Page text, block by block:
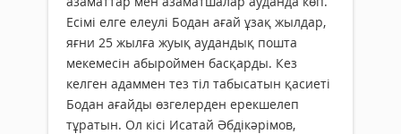
Есімі елге елеулі Бодан ағай ұзақ жылдар,
яғни 25 жылға жуық аудандық пош­та
мекемесін абыроймен басқарды. Кез
келген адаммен тез тіл табысатын қасиеті
Бодан ағайды өзгелерден ерекшелеп
тұратын. Ол кісі Исатай Әбдікәрімов,